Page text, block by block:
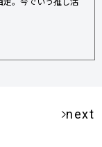
next